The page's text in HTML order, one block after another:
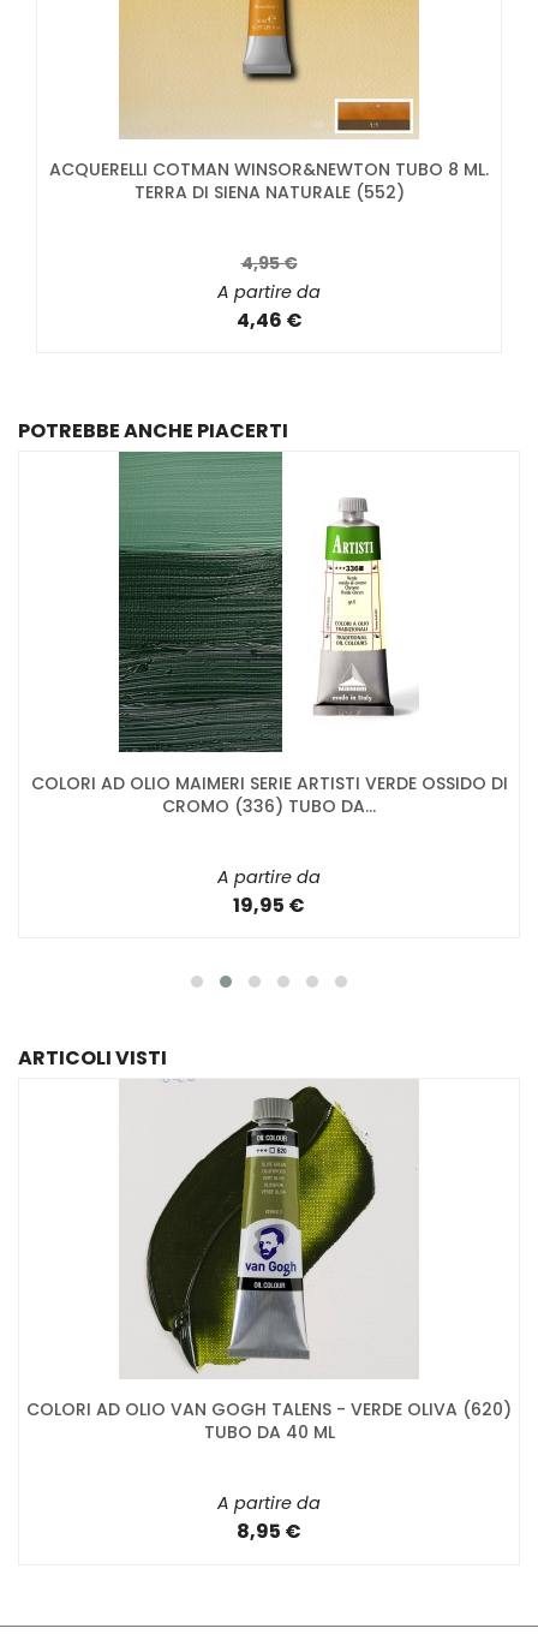
ACQUERELLI COTMAN WINSOR&NEWTON TUBO 8 ML.
TERRA DI SIENA NATURALE (552)
4,95 €
A partire da
4,46 €
POTREBBE ANCHE PIACERTI
COLORI AD OLIO MAIMERI SERIE ARTISTI VERDE OSSIDO DI
CROMO (336) TUBO DA...
A partire da
19,95 €
ARTICOLI VISTI
COLORI AD OLIO VAN GOGH TALENS - VERDE OLIVA (620)
TUBO DA 40 ML
A partire da
8,95 €